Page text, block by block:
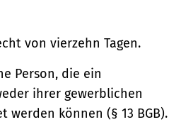
von vierzehn Tagen.
Person, die ein
ihrer gewerblichen
können (§ 13 BGB).